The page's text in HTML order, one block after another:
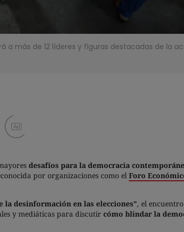
a más de 12 líderes y figuras destacadas de la
Ad
desafíos para la democracia
por organizaciones como el Foro
la desinformación en las elecciones”, el
y mediáticas para discutir cómo blindar la